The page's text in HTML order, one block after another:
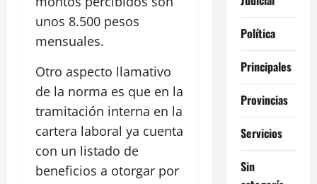
unos 8.500 pesos
mensuales.
Otro aspecto llamativo
de la norma es que en la
tramitación interna en la
cartera laboral ya cuenta
con un listado de
beneficios a otorgar por
Política
Principales
Provincias
Servicios
Sin